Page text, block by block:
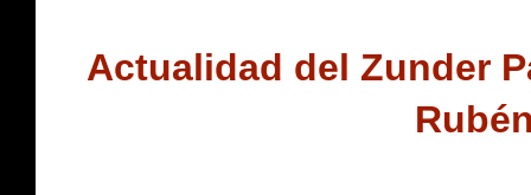
Actualidad del Zunder